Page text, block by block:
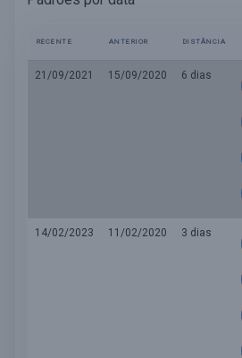
RECENTE ANTERIOR DISTÂNCIA
21/09/2021 15/09/2020
6 dias
14/02/2023 11/02/2020
3 dias